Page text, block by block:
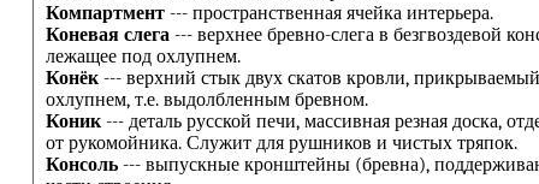
Компартмент--- пространственная ячейка интерьера.
Коневая слега --- верхнее бревно-слега в безгвоздевой
лежащее под охлупнем.
Конёк--- верхний стык двух скатов кровли,
охлупнем, т.е. выдолбленным бревном.
Коник--- деталь русской печи, массивная резная доска,
от рукомойника. Служит для рушников и чистых тряпок.
Консоль --- выпускные кронштейны (бревна),